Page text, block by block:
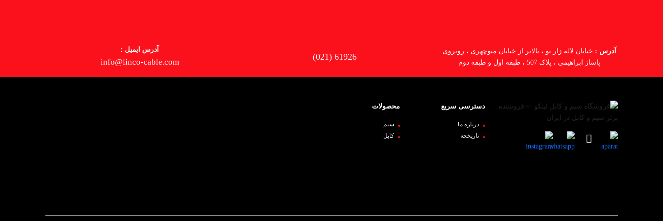
آدرس : خیابان لاله زار نو ، بالاتر از خیابان منوچهری ، روبروی
پاساژ ابراهیمی ، پلاک 507 ، طبقه اول و طبقه دوم
(021) 61926
آدرس ایمیل :
info@linco-cable.com
دسترسی سریع
درباره ما
تاریخچه
محصولات
سیم
کابل